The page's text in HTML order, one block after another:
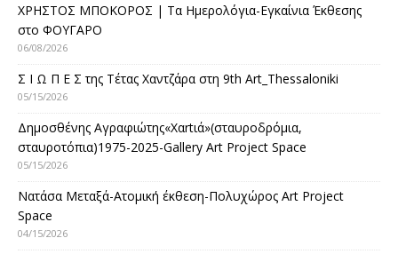
ΧΡΗΣΤΟΣ ΜΠΟΚΟΡΟΣ | Τα Ημερολόγια-Εγκαίνια Έκθεσης
στο ΦΟΥΓΑΡΟ
06/08/2026
Σ Ι Ω Π Ε Σ της Τέτας Χαντζάρα στη 9th Art_Thessaloniki
05/15/2026
Δημοσθένης Αγραφιώτης«Xαrtιά»(σταυροδρόμια,
σταυροτόπια)1975-2025-Gallery Art Project Space
05/15/2026
Νατάσα Μεταξά-Ατομική έκθεση-Πολυχώρος Art Project
Space
04/15/2026